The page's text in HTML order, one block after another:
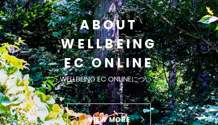
ABOUT
WELLBEING
EC ONLINE
WELLBEING EC ONLINEについて
VIEW MORE